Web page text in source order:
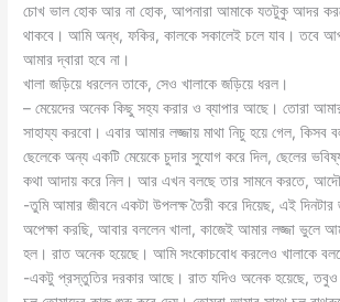
চোখ ভাল হোক আর না হোক, আপনারা আমাকে যতটুকু আদর
থাকবে। আমি অন্ধ, ফকির, কালকে সকালেই চলে যাব। তবে
আমার দ্বারা হবে না।
খালা জড়িয়ে ধরলেন তাকে, সেও খালাকে জড়িয়ে ধরল।
– মেয়েদের অনেক কিছু সহ্য করার ও ব্যাপার আছে। তোরা
সাহায্য করবো। এবার আমার লজ্জায় মাথা নিচু হয়ে গেল, কিসব
ছেলেকে অন্য একটি মেয়েকে চুদার সুযোগ করে দিল, ছেলের
কথা আদায় করে নিল। আর এখন বলছে তার সামনে করতে,
-তুমি আমার জীবনে একটা উপলক্ষ তৈরী করে দিয়েছ, এই
অপেক্ষা করছি, আবার বললেন খালা, কাজেই আমার লজ্জা ভুলে
হল। রাত অনেক হয়েছে। আমি সংকোচবোধ করলেও খালাকে
-একটু প্রস্তুতির দরকার আছে। রাত যদিও অনেক হয়েছে,